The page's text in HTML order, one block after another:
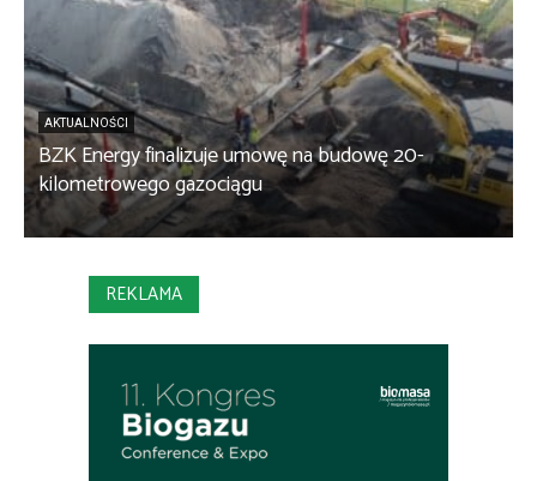
AKTUALNOŚCI
BZK Energy finalizuje umowę na budowę 20-
kilometrowego gazociągu
REKLAMA